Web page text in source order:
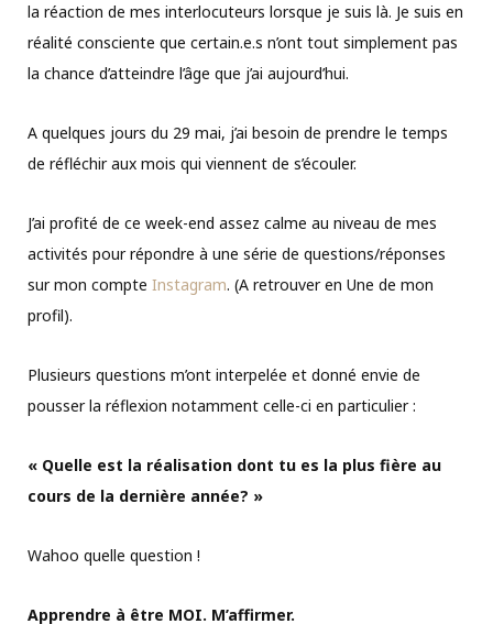
la réaction de mes interlocuteurs lorsque je suis là. Je suis en
réalité consciente que certain.e.s n’ont tout simplement pas
la chance d’atteindre l’âge que j’ai aujourd’hui.
A quelques jours du 29 mai, j’ai besoin de prendre le temps
de réfléchir aux mois qui viennent de s’écouler.
J’ai profité de ce week-end assez calme au niveau de mes
activités pour répondre à une série de questions/réponses
sur mon compte Instagram. (A retrouver en Une de mon
profil).
Plusieurs questions m’ont interpelée et donné envie de
pousser la réflexion notamment celle-ci en particulier :
« Quelle est la réalisation dont tu es la plus fière au
cours de la dernière année? »
Wahoo quelle question !
Apprendre à être MOI. M’affirmer.